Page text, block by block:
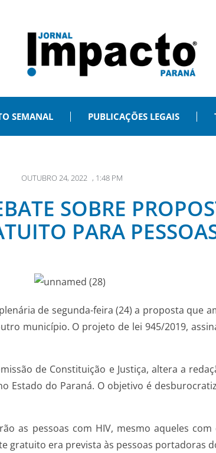
SEMANAL PUBLICAÇÕES LEGAIS
OUTUBRO 24, 2022 , 1:48 PM
SOBRE
PARA
de segunda-feira (24) a proposta que
município. O projeto de lei 945/2019,
de Constituição e Justiça, altera a
Estado do Paraná. O objetivo é
as pessoas com HIV, mesmo aqueles
gratuito era prevista às pessoas portadoras